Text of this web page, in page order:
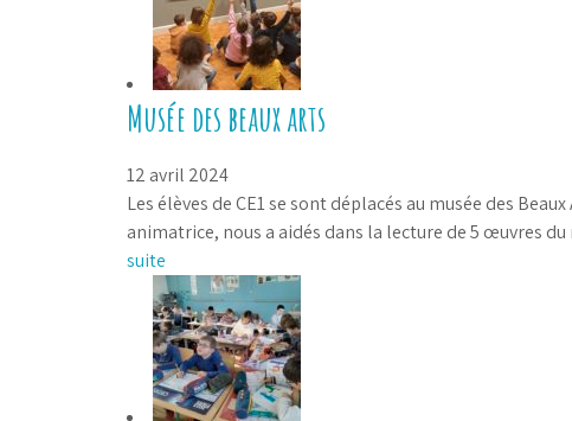
Musée des beaux arts
12 avril 2024
Les élèves de CE1 se sont déplacés au musée des
animatrice, nous a aidés dans la lecture de 5 œuvres
suite